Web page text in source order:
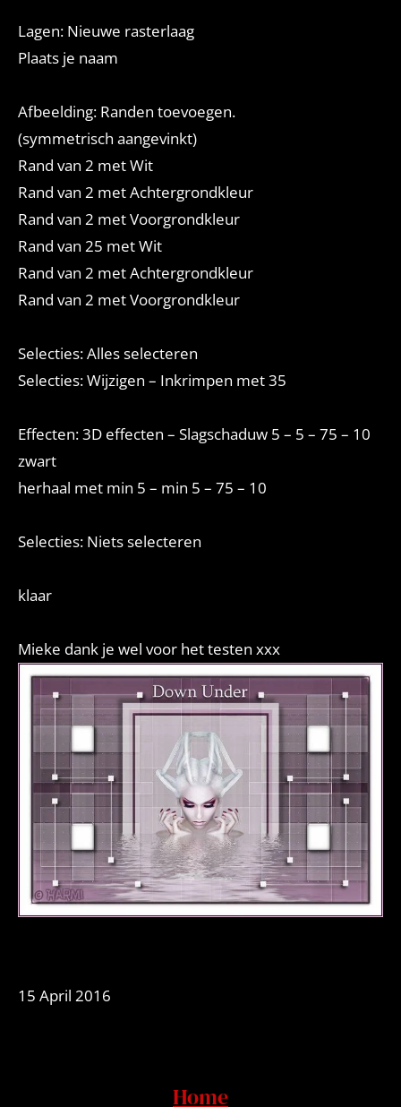
Lagen: Nieuwe rasterlaag
Plaats je naam
Afbeelding: Randen toevoegen.
(symmetrisch aangevinkt)
Rand van 2 met Wit
Rand van 2 met Achtergrondkleur
Rand van 2 met Voorgrondkleur
Rand van 25 met Wit
Rand van 2 met Achtergrondkleur
Rand van 2 met Voorgrondkleur
Selecties: Alles selecteren
Selecties: Wijzigen – Inkrimpen met 35
Effecten: 3D effecten – Slagschaduw 5 – 5 – 75 – 10
zwart
herhaal met min 5 – min 5 – 75 – 10
Selecties: Niets selecteren
klaar
Mieke dank je wel voor het testen xxx
15 April 2016
Home